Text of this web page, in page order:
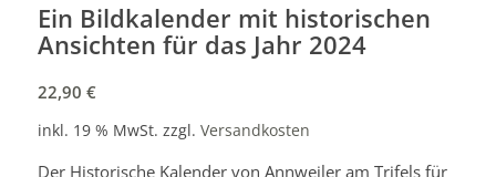
Ein Bildkalender mit historischen
Ansichten für das Jahr 2024
22,90 €
inkl. 19 % MwSt. zzgl. Versandkosten
Der Historische Kalender von Annweiler am Trifels für